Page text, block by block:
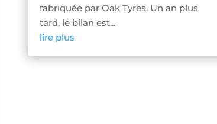
fabriquée par Oak Tyres. Un an plus
tard, le bilan est...
lire plus